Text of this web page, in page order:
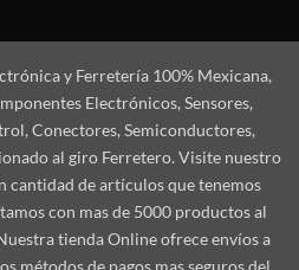
y Ferretería 100% Mexicana,
Electrónicos, Sensores,
Conectores, Semiconductores,
al giro Ferretero. Visite nuestro
cantidad de artículos que tenemos
con mas de 5000 productos al
tienda Online ofrece envíos a
métodos de pagos mas seguros del